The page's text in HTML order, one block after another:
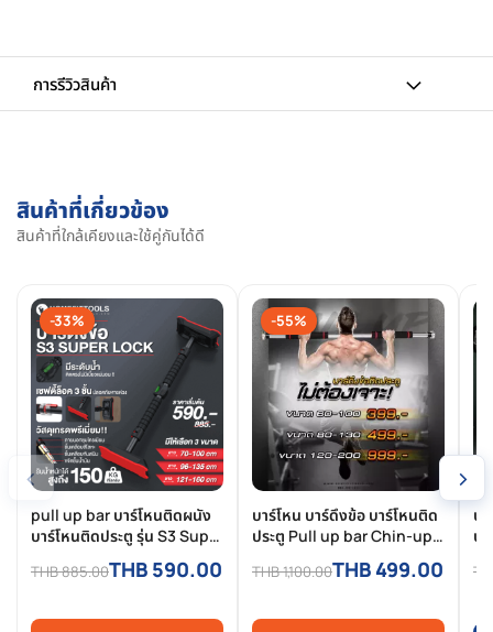
การรีวิวสินค้า
สินค้าที่เกี่ยวข้อง
สินค้าที่ใกล้เคียงและใช้คู่กันได้ดี
‹
-33%
pull up bar บาร์โหนติดผนัง
บาร์โหนติดประตู รุ่น S3 Super
Lock บาร์ติดประตู บาร์โหนดึง
ข้อ ที่โหนบาร์ติดผนัง บาร์ดึงข้อ
THB 885.00THB 590.00
-55%
บาร์โหน บาร์ดึงข้อ บาร์โหนติด
ประตู Pull up bar Chin-up
THB 1,100.00THB 499.00
บ
ป
เ
›